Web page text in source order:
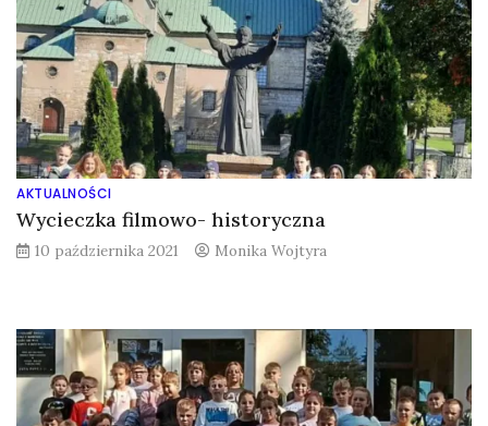
AKTUALNOŚCI
Wycieczka filmowo- historyczna
10 października 2021 Monika Wojtyra